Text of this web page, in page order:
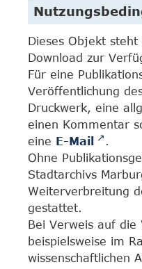
Dieses Objekt
Download zur
Für eine
Veröffentlichung
Druckwerk, eine
einen Kommentar
eine E-Mail
.
Ohne
Stadtarchivs
Weiterverbreitung
gestattet.
Bei Verweis auf die
beispielsweise im
wissenschaftlichen